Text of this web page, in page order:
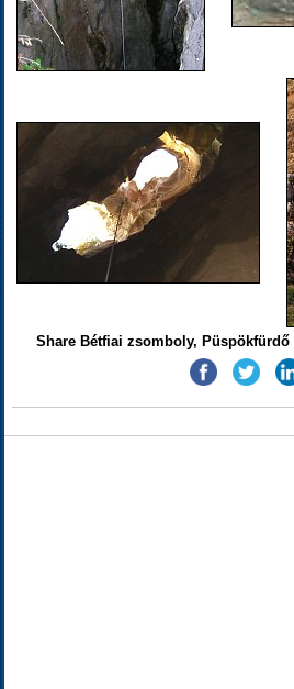
Share Bétfiai zsomboly, Püspökfürdő